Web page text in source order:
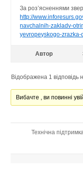
За роз’ясненнями
http://
navchalnih-zakladv-
yevropeyskogo-
Автор
Відображена 1 відповідь
Вибачте , ви повинні
Технічна